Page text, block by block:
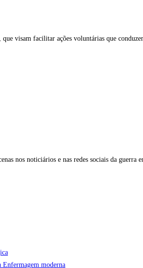
visam facilitar ações voluntárias que
nos noticiários e nas redes sociais da guerra
moderna